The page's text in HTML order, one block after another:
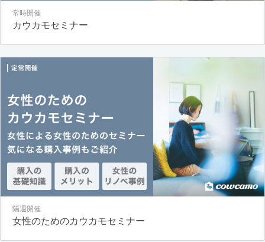
常時開催
カウカモセミナー
隔週開催
女性のためのカウカモセミナー